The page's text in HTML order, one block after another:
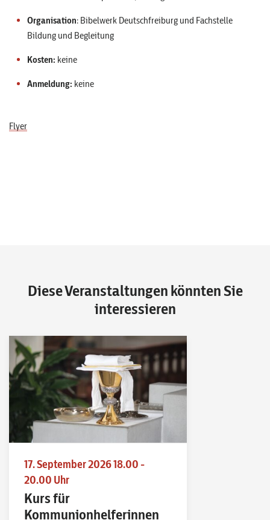
Organisation: Bibelwerk Deutschfreiburg und Fachstelle
Bildung und Begleitung
Kosten: keine
Anmeldung: keine
Flyer
Diese Veranstaltungen könnten Sie
interessieren
17. September 2026 18.00 -
20.00 Uhr
Kurs für
Kommunionhelferinnen